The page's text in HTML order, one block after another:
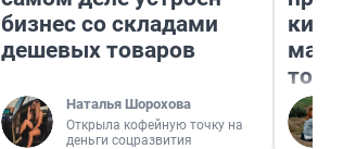
бизнес со складами
дешевых товаров
Наталья Шорохова
Открыла кофейную точку на
деньги соцразвития
того